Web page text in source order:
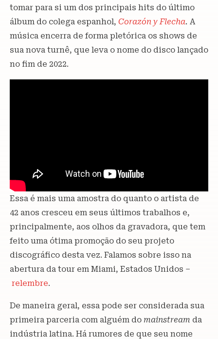
tomar para si um dos principais hits do último
álbum do colega espanhol, Corazón y Flecha. A
música encerra de forma pletórica os shows de
sua nova turnê, que leva o nome do disco lançado
no fim de 2022.
Essa é mais uma amostra do quanto o artista de
42 anos cresceu em seus últimos trabalhos e,
principalmente, aos olhos da gravadora, que tem
feito uma ótima promoção do seu projeto
discográfico desta vez. Falamos sobre isso na
abertura da tour em Miami, Estados Unidos –
relembre.
De maneira geral, essa pode ser considerada sua
primeira parceria com alguém do mainstream da
indústria latina. Há rumores de que seu nome